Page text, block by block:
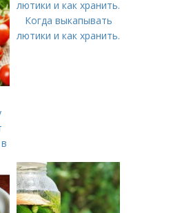
Когда выкапывать
лютики и как хранить.